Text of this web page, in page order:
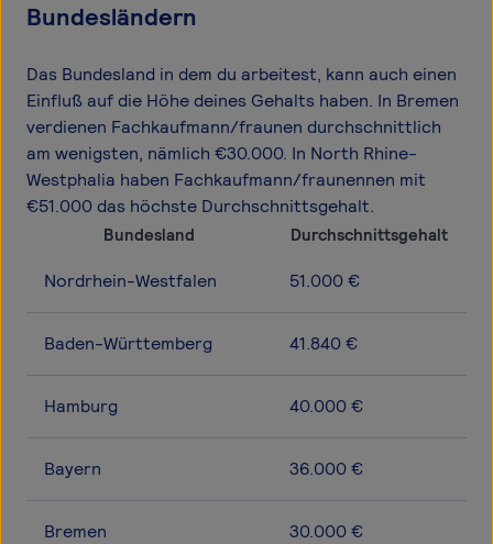
Bundesländern
Das Bundesland in dem du arbeitest, kann auch einen
Einfluß auf die Höhe deines Gehalts haben. In Bremen
verdienen Fachkaufmann/fraunen durchschnittlich
am wenigsten, nämlich €30.000. In North Rhine-
Westphalia haben Fachkaufmann/fraunennen mit
€51.000 das höchste Durchschnittsgehalt.
Bundesland Durchschnittsgehalt
Nordrhein-Westfalen 51.000 €
Baden-Württemberg 41.840 €
Hamburg 40.000 €
Bayern 36.000 €
Bremen 30.000 €